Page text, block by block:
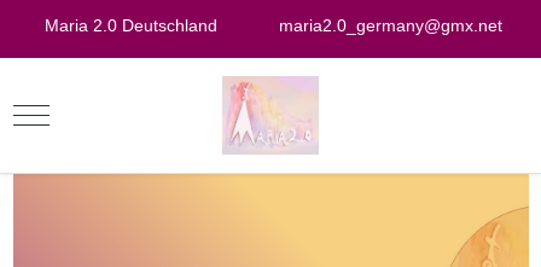
Maria 2.0 Deutschland maria2.0_germany@gmx.net